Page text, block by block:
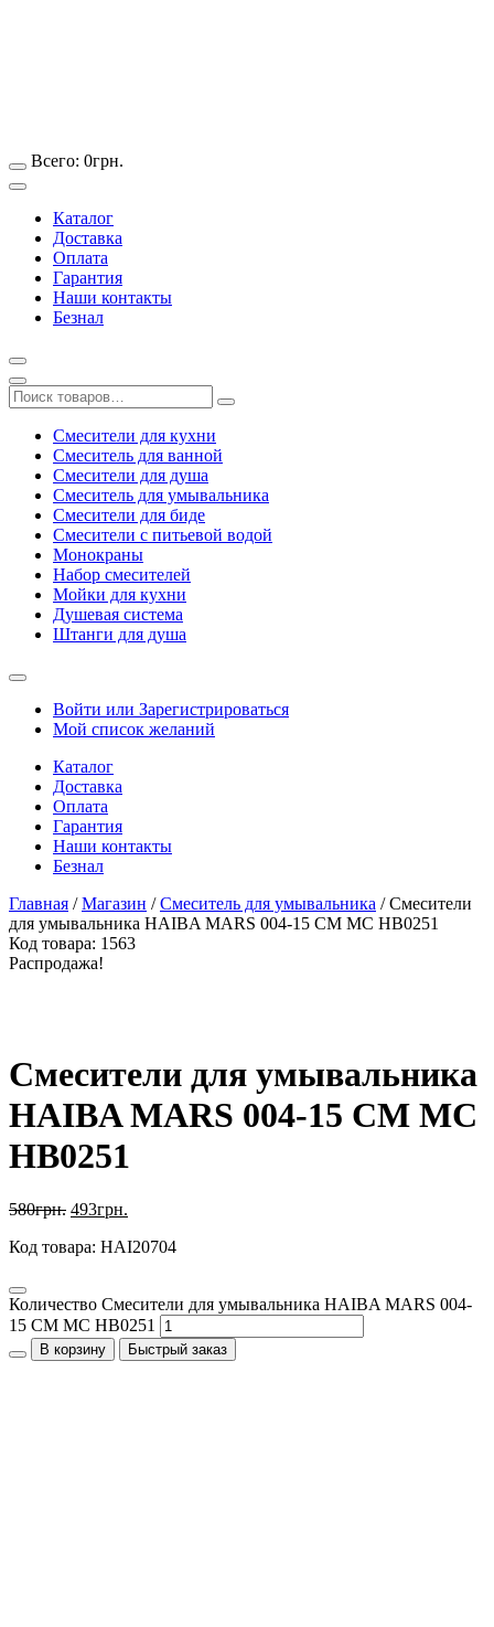
Всего: 0грн.
Каталог
Доставка
Оплата
Гарантия
Наши контакты
Безнал
Смесители для кухни
Смеситель для ванной
Смесители для душа
Смеситель для умывальника
Смесители для биде
Смесители с питьевой водой
Монокраны
Набор смесителей
Мойки для кухни
Душевая система
Штанги для душа
Войти или Зарегистрироваться
Мой список желаний
Каталог
Доставка
Оплата
Гарантия
Наши контакты
Безнал
Главная /Магазин /Смеситель для умывальника / Смесители
для умывальника HAIBA MARS 004-15 СМ MC HB0251
Код товара: 1563
Распродажа!
Смесители для умывальника
HAIBA MARS 004-15 СМ MC
HB0251
580грн. 493грн.
Код товара: HAI20704
Количество Смесители для умывальника HAIBA MARS 004-
15 СМ MC HB0251
В корзину Быстрый заказ